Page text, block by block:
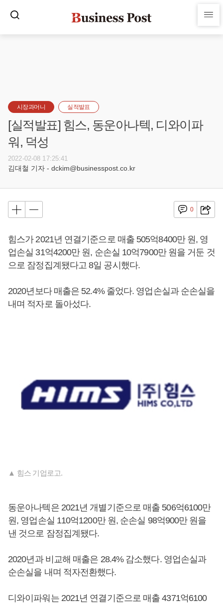
시장과머니 실적발표
[실적발표] 힘스, 동운아나텍, 디와이파
워, 덕성
2022-02-08 17:25:41
김대철 기자 - dckim@businesspost.co.kr
0
힘스가 2021년 연결기준으로 매출 505억8400만 원, 영
업손실 31억4200만 원, 순손실 10억7900만 원을 거둔 것
으로 잠정집계됐다고 8일 공시했다.
2020년보다 매출은 52.4% 줄었다. 영업손실과 순손실을
내며 적자로 돌아섰다.
▲ 힘스 기업로고.
동운아나텍은 2021년 개별기준으로 매출 506억6100만
원, 영업손실 110억1200만 원, 순손실 98억900만 원을
낸 것으로 잠정집계됐다.
2020년과 비교해 매출은 28.4% 감소했다. 영업손실과
순손실을 내며 적자전환했다.
디와이파워는 2021년 연결기준으로 매출 4371억6100